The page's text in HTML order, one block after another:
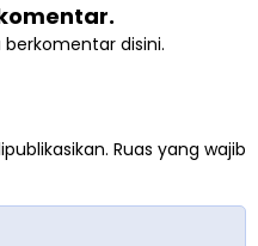
disini.
Ruas yang wajib